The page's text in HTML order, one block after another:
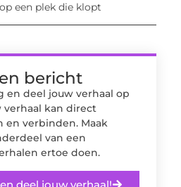
een plek die klopt
bericht
en deel jouw verhaal op
verhaal kan direct
en verbinden. Maak
van een
ertoe doen.